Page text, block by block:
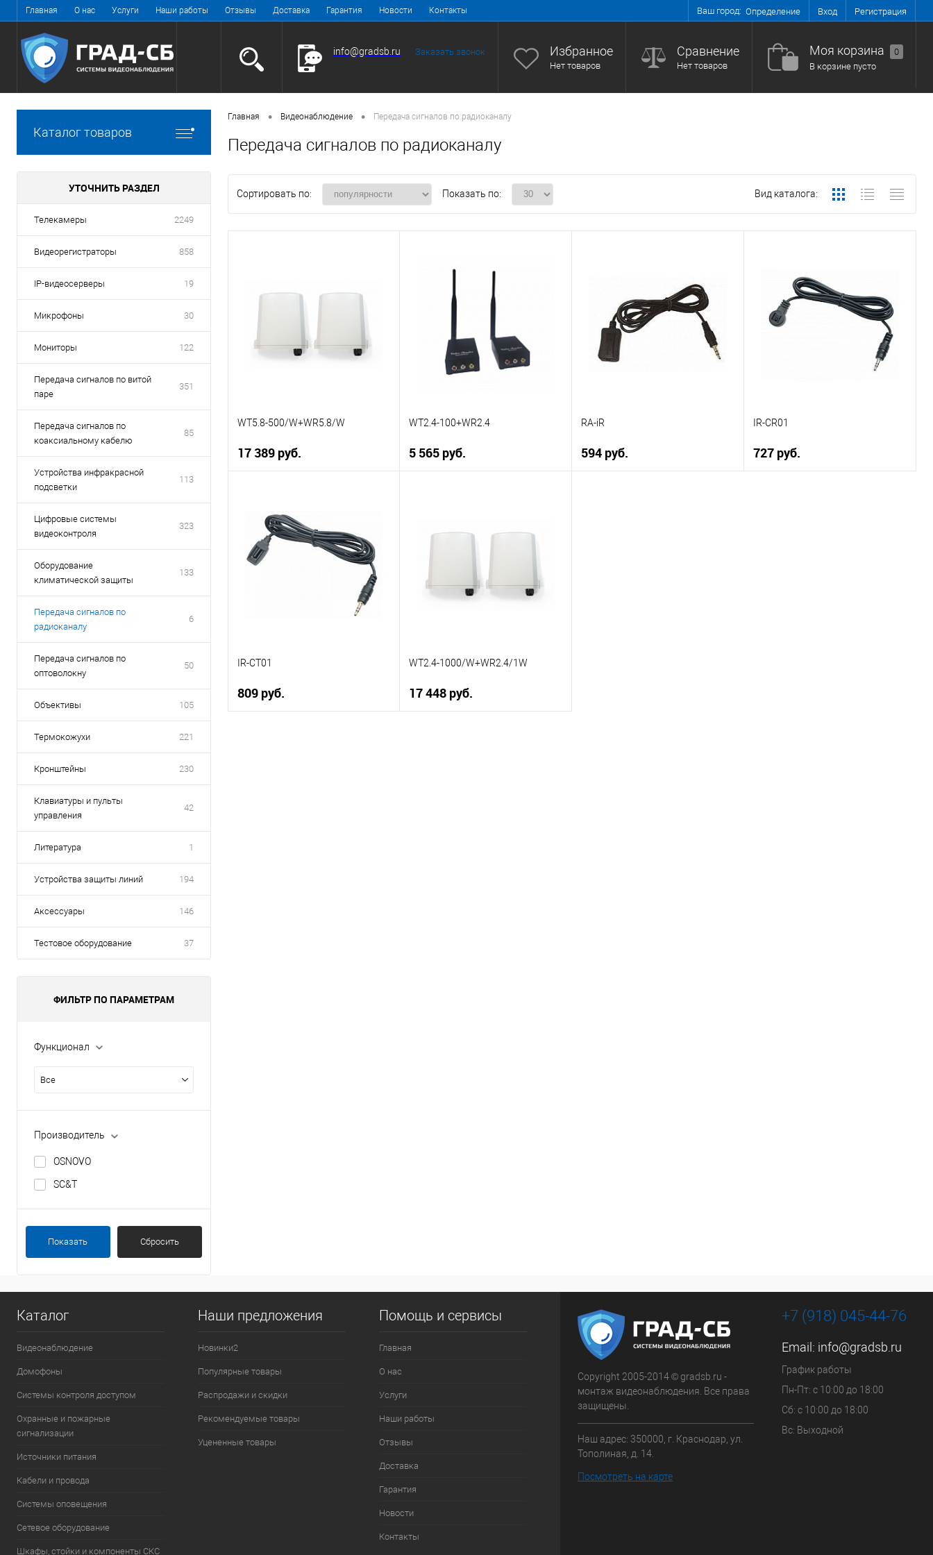
Главная О нас Услуги Наши работы Отзывы Доставка Гарантия Новости Контакты Ваш город: Определение Вход Регистрация
info@gradsb.ru Заказать звонок Избранное
Нет товаров
Сравнение
Нет товаров
Моя корзина
0
В корзине пусто
Каталог товаров
УТОЧНИТЬ РАЗДЕЛ
Телекамеры 2249
Видеорегистраторы 858
IP-видеосерверы 19
Микрофоны 30
Мониторы 122
Передача сигналов по витой
паре
351
Передача сигналов по
коаксиальному кабелю
85
Устройства инфракрасной
подсветки
113
Цифровые системы
видеоконтроля
323
Оборудование
климатической защиты
133
Передача сигналов по
радиоканалу
6
Передача сигналов по
оптоволокну
50
Объективы 105
Термокожухи 221
Кронштейны 230
Клавиатуры и пульты
управления
42
Литература 1
Устройства защиты линий 194
Аксессуары 146
Тестовое оборудование 37
ФИЛЬТР ПО ПАРАМЕТРАМ
Функционал
Все
Производитель
OSNOVO
SC&T
Показать Сбросить
Главная • Видеонаблюдение • Передача сигналов по радиоканалу
Передача сигналов по радиоканалу
Сортировать по: Показать по: Вид каталога:
WT5.8-500/W+WR5.8/W
17 389 руб.
Купить в 1 клик
К сравнению
В избранное
В наличии
WT2.4-100+WR2.4
5 565 руб.
Купить в 1 клик
К сравнению
В избранное
RA-iR
594 руб.
IR-CR01
727 руб.
IR-CT01
809 руб.
WT2.4-1000/W+WR2.4/1W
17 448 руб.
Каталог
Видеонаблюдение
Домофоны
Системы контроля доступом
Охранные и пожарные
сигнализации
Источники питания
Кабели и провода
Системы оповещения
Сетевое оборудование
Шкафы, стойки и компоненты СКС
Наши предложения
Новинки2
Популярные товары
Распродажи и скидки
Рекомендуемые товары
Уцененные товары
Помощь и сервисы
Главная
О нас
Услуги
Наши работы
Отзывы
Доставка
Гарантия
Новости
Контакты
Copyright 2005-2014 © gradsb.ru -
монтаж видеонаблюдения. Все права
защищены.
Наш адрес: 350000, г. Краснодар, ул.
Тополиная, д. 14.
Посмотреть на карте
+7 (918) 045-44-76
Email: info@gradsb.ru
График работы
Пн-Пт: с 10:00 до 18:00
Сб: с 10:00 до 18:00
Вс: Выходной